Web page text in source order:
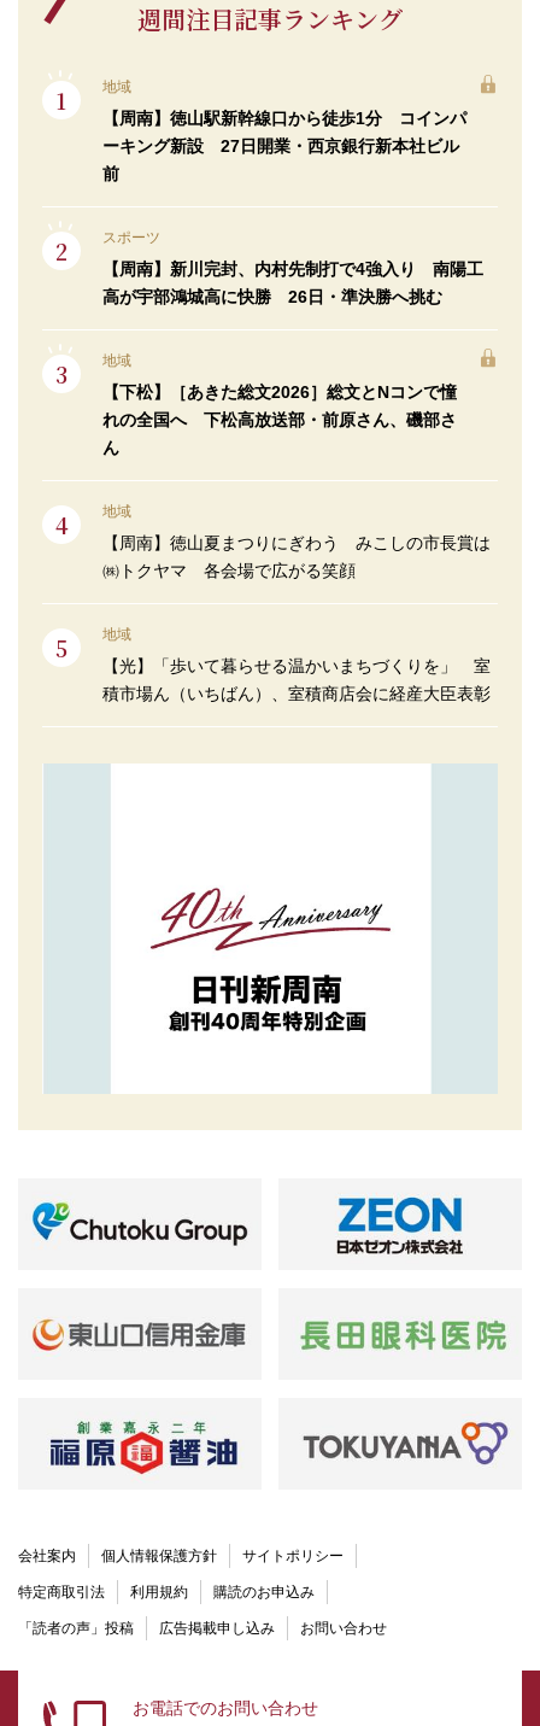
週間注目記事ランキング
地域
【周南】徳山駅新幹線口から徒歩1分 コインパ
ーキング新設 27日開業・西京銀行新本社ビル
前
スポーツ
【周南】新川完封、内村先制打で4強入り 南陽工
高が宇部鴻城高に快勝 26日・準決勝へ挑む
地域
【下松】［あきた総文2026］総文とNコンで憧
れの全国へ 下松高放送部・前原さん、磯部さ
ん
地域
【周南】徳山夏まつりにぎわう みこしの市長賞は
㈱トクヤマ 各会場で広がる笑顔
地域
【光】「歩いて暮らせる温かいまちづくりを」 室
積市場ん（いちばん）、室積商店会に経産大臣表彰
会社案内 個人情報保護方針 サイトポリシー
特定商取引法 利用規約 購読のお申込み
「読者の声」投稿 広告掲載申し込み お問い合わせ
お電話でのお問い合わせ